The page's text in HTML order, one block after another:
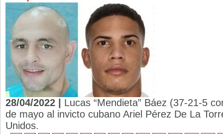
28/04/2022 | Lucas “Mendieta” Báez (37-21-5
de mayo al invicto cubano Ariel Pérez De La
Unidos.